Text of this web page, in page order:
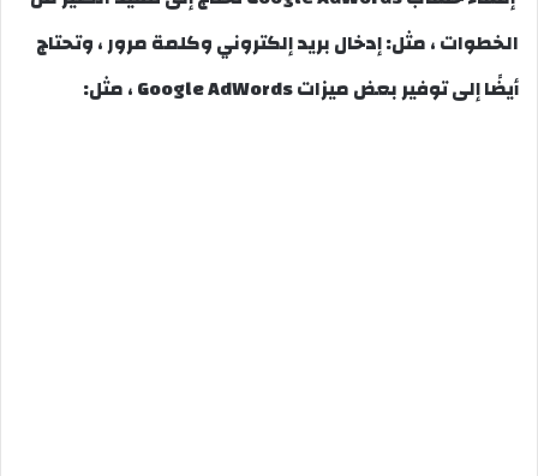
الخطوات ، مثل: إدخال بريد إلكتروني وكلمة مرور ، وتحتاج
أيضًا إلى توفير بعض ميزات Google AdWords ، مثل: